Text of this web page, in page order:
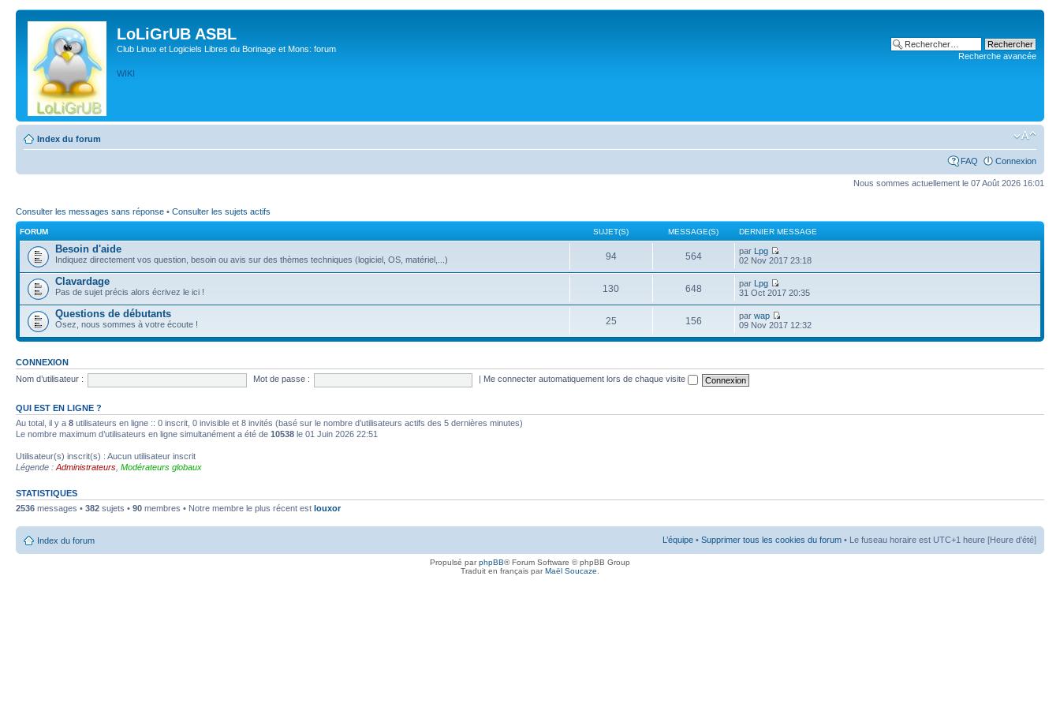
LoLiGrUB ASBL
Club Linux et Logiciels Libres du Borinage et Mons: forum
WIKI
Recherche avancée
Index du forum
FAQ Connexion
Nous sommes actuellement le 07 Août 2026 16:01
Consulter les messages sans réponse • Consulter les sujets actifs
FORUM SUJET(S) MESSAGE(S) DERNIER MESSAGE
Besoin d'aide
Indiquez directement vos question, besoin ou avis sur des thèmes techniques (logiciel, OS, matériel,...) 94 564 par Lpg
02 Nov 2017 23:18
Clavardage
Pas de sujet précis alors écrivez le ici ! 130 648 par Lpg
31 Oct 2017 20:35
Questions de débutants
Osez, nous sommes à votre écoute ! 25 156 parwap
09 Nov 2017 12:32
CONNEXION
Nom d’utilisateur :
Mot de passe : Me connecter automatiquement lors de chaque visite
QUI EST EN LIGNE ?
Au total, il y a 8 utilisateurs en ligne :: 0 inscrit, 0 invisible et 8 invités (basé sur le nombre d’utilisateurs actifs des 5 dernières minutes)
Le nombre maximum d’utilisateurs en ligne simultanément a été de 10538 le 01 Juin 2026 22:51
Utilisateur(s) inscrit(s) : Aucun utilisateur inscrit
Légende : Administrateurs Modérateurs globaux
STATISTIQUES
2536 messages • 382 sujets • 90 membres • Notre membre le plus récent est louxor
Index du forum L’équipe • Supprimer tous les cookies du forum • Le fuseau horaire est UTC+1 heure [Heure d’été]
Propulsé parphpBB® Forum Software © phpBB Group
Traduit en français parMaël Soucaze